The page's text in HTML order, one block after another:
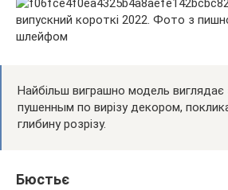
Найбільш виграшно модель виглядає
пушенным по вирізу декором,
глибину розрізу.
Бюстьє